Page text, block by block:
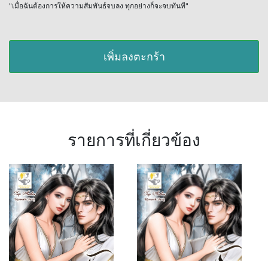
"เมื่อฉันต้องการให้ความสัมพันธ์จบลง ทุกอย่างก็จะจบทันที"
เพิ่มลงตะกร้า
รายการที่เกี่ยวข้อง